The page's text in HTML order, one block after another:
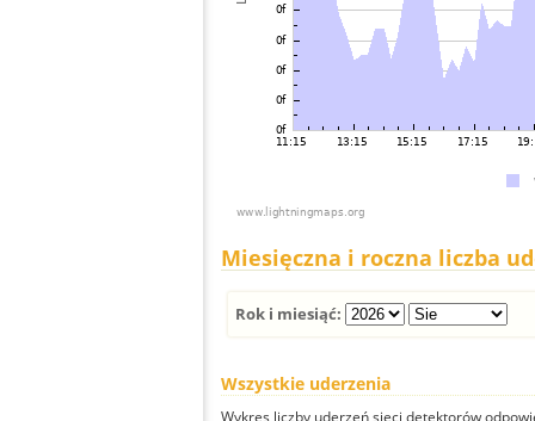
Miesięczna i roczna liczba
Rok i miesiąć:
Wszystkie uderzenia